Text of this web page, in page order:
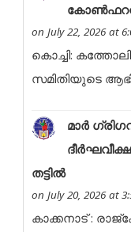
on July 22, 2026 at
കൊച്ചി:
സമിതിയുടെ
മാർ
തട്ടിൽ
on July 20, 2026 at
കാക്കനാട് :